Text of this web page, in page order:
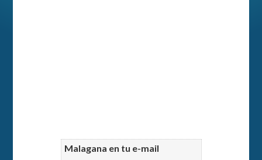
Malagana en tu e-mail